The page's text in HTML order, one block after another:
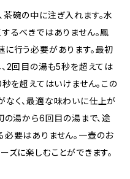
碗の中に注ぎ入れます。水
るべきではありません。鳳
行う必要があります。最初
2回目の湯も5秒を超えては
を超えてはいけません。この
なく、最適な味わいに仕上が
の湯から6回目の湯まで、途
要はありません。一壺のお
ズに楽しむことができます。